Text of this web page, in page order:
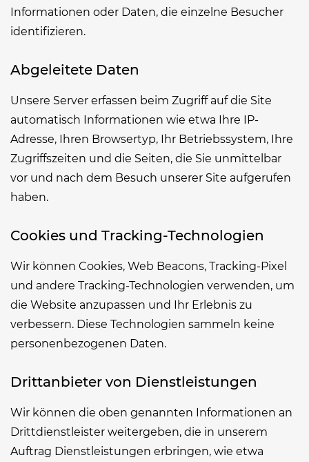
Informationen oder Daten, die einzelne Besucher
identifizieren.
Abgeleitete Daten
Unsere Server erfassen beim Zugriff auf die Site
automatisch Informationen wie etwa Ihre IP-
Adresse, Ihren Browsertyp, Ihr Betriebssystem, Ihre
Zugriffszeiten und die Seiten, die Sie unmittelbar
vor und nach dem Besuch unserer Site aufgerufen
haben.
Cookies und Tracking-Technologien
Wir können Cookies, Web Beacons, Tracking-Pixel
und andere Tracking-Technologien verwenden, um
die Website anzupassen und Ihr Erlebnis zu
verbessern. Diese Technologien sammeln keine
personenbezogenen Daten.
Drittanbieter von Dienstleistungen
Wir können die oben genannten Informationen an
Drittdienstleister weitergeben, die in unserem
Auftrag Dienstleistungen erbringen, wie etwa